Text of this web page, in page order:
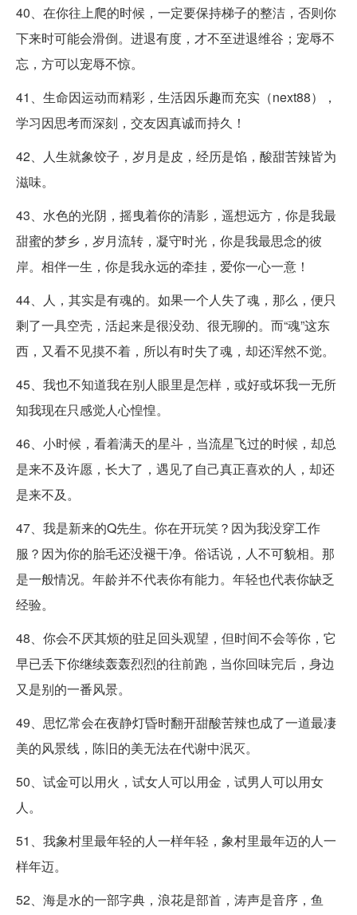
40、在你往上爬的时候，一定要保持梯子的整洁，否则你
下来时可能会滑倒。进退有度，才不至进退维谷；宠辱不
忘，方可以宠辱不惊。
41、生命因运动而精彩，生活因乐趣而充实（next88），
学习因思考而深刻，交友因真诚而持久！
42、人生就象饺子，岁月是皮，经历是馅，酸甜苦辣皆为
滋味。
43、水色的光阴，摇曳着你的清影，遥想远方，你是我最
甜蜜的梦乡，岁月流转，凝守时光，你是我最思念的彼
岸。相伴一生，你是我永远的牵挂，爱你一心一意！
44、人，其实是有魂的。如果一个人失了魂，那么，便只
剩了一具空壳，活起来是很没劲、很无聊的。而“魂”这东
西，又看不见摸不着，所以有时失了魂，却还浑然不觉。
45、我也不知道我在别人眼里是怎样，或好或坏我一无所
知我现在只感觉人心惶惶。
46、小时候，看着满天的星斗，当流星飞过的时候，却总
是来不及许愿，长大了，遇见了自己真正喜欢的人，却还
是来不及。
47、我是新来的Q先生。你在开玩笑？因为我没穿工作
服？因为你的胎毛还没褪干净。俗话说，人不可貌相。那
是一般情况。年龄并不代表你有能力。年轻也代表你缺乏
经验。
48、你会不厌其烦的驻足回头观望，但时间不会等你，它
早已丢下你继续轰轰烈烈的往前跑，当你回味完后，身边
又是别的一番风景。
49、思忆常会在夜静灯昏时翻开甜酸苦辣也成了一道最凄
美的风景线，陈旧的美无法在代谢中泯灭。
50、试金可以用火，试女人可以用金，试男人可以用女
人。
51、我象村里最年轻的人一样年轻，象村里最年迈的人一
样年迈。
52、海是水的一部字典，浪花是部首，涛声是音序，鱼